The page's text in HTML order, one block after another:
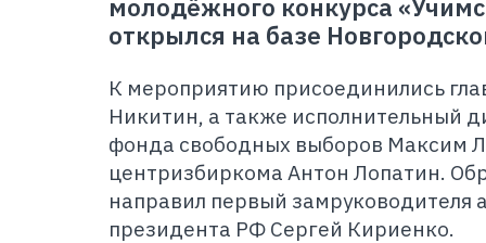
молодёжного конкурса
открылся на базе
К мероприятию присоединились
Никитин, а также исполнительный
фонда свободных выборов Максим
центризбиркома Антон Лопатин.
направил первый замруководителя
президента РФ Сергей Кириенко.